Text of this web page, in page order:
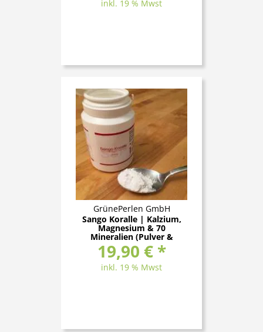
inkl. 19 % Mwst
GrünePerlen GmbH
Sango Koralle | Kalzium,
Magnesium & 70
Mineralien (Pulver &
Kapseln)
19,90 € *
inkl. 19 % Mwst